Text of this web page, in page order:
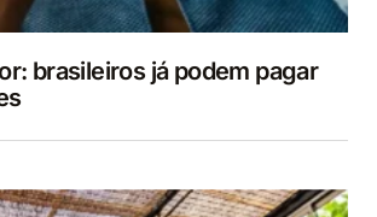
brasileiros já podem pagar